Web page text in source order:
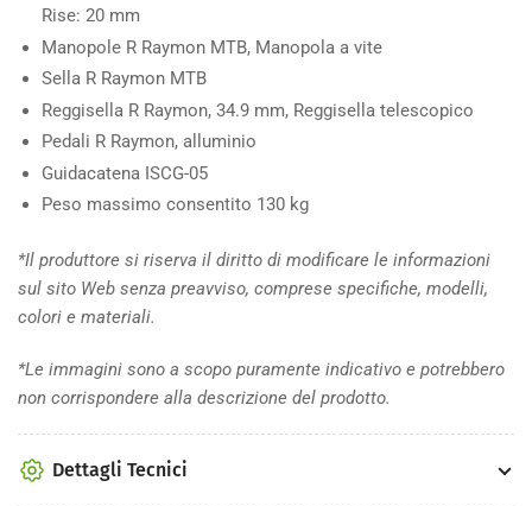
Rise: 20 mm
Manopole R Raymon MTB, Manopola a vite
Sella R Raymon MTB
Reggisella R Raymon, 34.9 mm, Reggisella telescopico
Pedali R Raymon, alluminio
Guidacatena ISCG-05
Peso massimo consentito 130 kg
*Il produttore si riserva il diritto di modificare le informazioni
sul sito Web senza preavviso, comprese specifiche, modelli,
colori e materiali.
*Le immagini sono a scopo puramente indicativo e potrebbero
non corrispondere alla descrizione del prodotto.
Dettagli Tecnici